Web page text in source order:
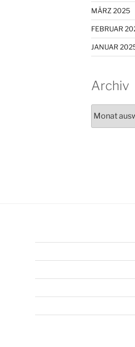
MÄRZ 2025
FEBRUAR
JANUAR
Archiv